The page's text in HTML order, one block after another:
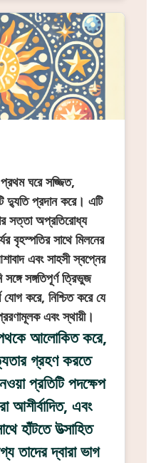
প্রথম ঘরে সজ্জিত,
দ্যুতি প্রদান করে। এটি
সত্তা অপ্রতিরোধ্য
বৃহস্পতির সাথে মিলনের
এবং সাহসী স্বপ্নের
সঙ্গতিপূর্ণ ত্রিভুজ
করে, নিশ্চিত করে যে
এবং স্থায়ী।
পথকে আলোকিত করে,
গ্রহণ করতে
প্রতিটি পদক্ষেপ
আশীর্বাদিত, এবং
হাঁটতে উত্সাহিত
তাদের দ্বারা ভাগ